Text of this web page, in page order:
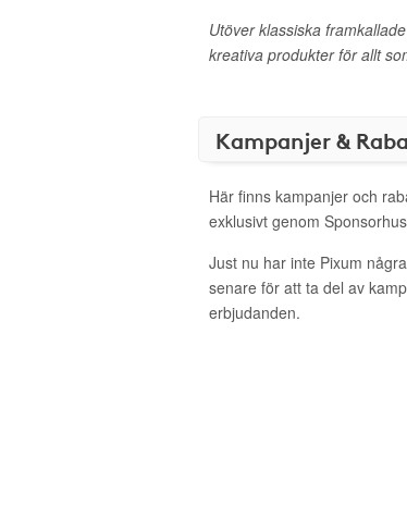
Utöver klassiska
kreativa produkter för allt
Kampanjer &
Här finns kampanjer och
exklusivt genom
Just nu har inte Pixum
senare för att ta del av
erbjudanden.